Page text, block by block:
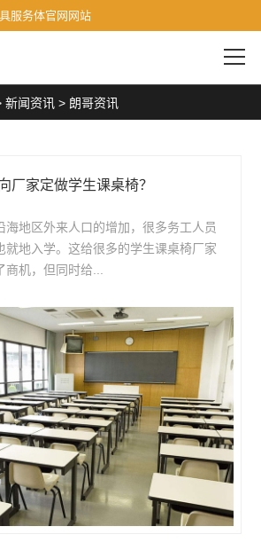
服务体官网网站
新闻资讯 > 朗哥资讯
厂家定做学生课桌椅？
海地区外来人口的增加，很多务工人员
就地入学。这给很多的学生课桌椅厂家
商机，但同时给...